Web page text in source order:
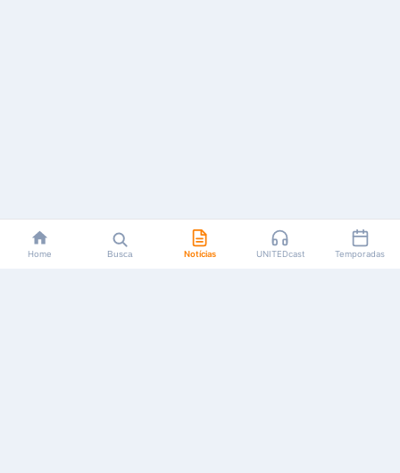
Home Busca Notícias UNITEDcast Temporadas